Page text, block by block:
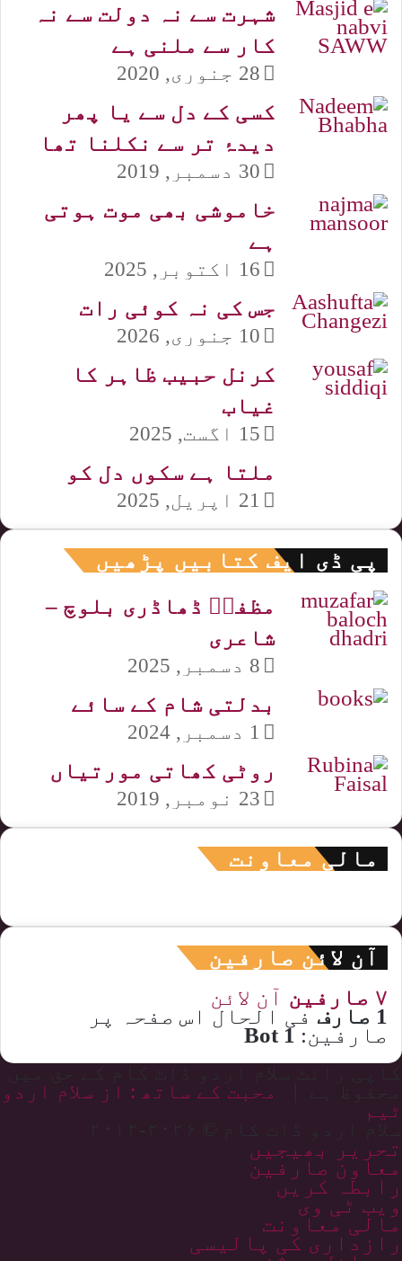
شہرت سے نہ دولت سے نہ
کار سے ملنی ہے
28 جنوری, 2020
کسی کے دل سے یا پھر
دیدۂ تر سے نکلنا تھا
30 دسمبر, 2019
خاموشی بھی موت ہوتی
ہے
16 اکتوبر, 2025
جس کی نہ کوئی رات
10 جنوری, 2026
کرنل حبیب ظاہر کا
غیاب
15 اگست, 2025
ملتا ہے سکوں دل کو
21 اپریل, 2025
پی ڈی ایف کتابیں پڑھیں
مظفرؔ ڈھاڈری بلوچ –
شاعری
8 دسمبر, 2025
بدلتی شام کے سائے
1 دسمبر, 2024
روٹی کھاتی مورتیاں
23 نومبر, 2019
مالی معاونت
آن لائن صارفین
۷ صارفین آن لائن
1 صارف فی الحال اس صفحہ پر
صارفین: 1 Bot
محبت کے ساتھ : از سلام اردو
ٹیم
سلام اردو ڈاٹ کام © ۲۰۲۶-۲۰۱۲
تحریر بھیجیں
معاون صارفین
رابطہ کریں
ویب ٹی وی
مالی معاونت
رازداری کی پالیسی